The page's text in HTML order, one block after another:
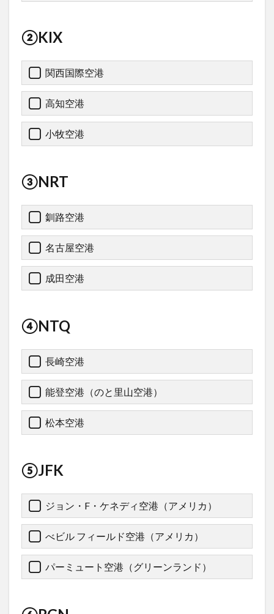
②KIX
関西国際空港
高知空港
小牧空港
③NRT
釧路空港
名古屋空港
成田空港
④NTQ
長崎空港
能登空港（のと里山空港）
松本空港
⑤JFK
ジョン・F・ケネディ空港（アメリカ）
べビル フィールド空港（アメリカ）
パーミュート空港（グリーンランド）